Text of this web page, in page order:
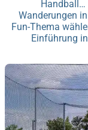
Handball…
Wanderungen
Fun-Thema
Einführung